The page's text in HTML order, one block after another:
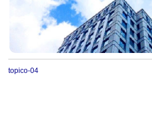
topico-04